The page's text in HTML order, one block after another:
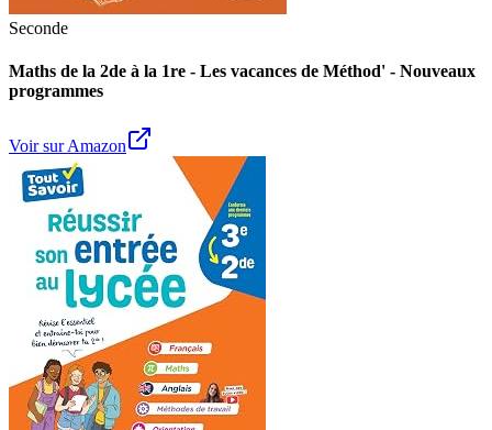
Seconde
Maths de la 2de à la 1re - Les vacances de Méthod' - Nouveaux
programmes
Voir sur Amazon